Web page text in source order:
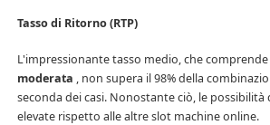
Tasso di Ritorno (RTP)
L'impressionante tasso medio, che
moderata , non supera il 98% della
seconda dei casi. Nonostante ciò, le possibilità
elevate rispetto alle altre slot machine online.